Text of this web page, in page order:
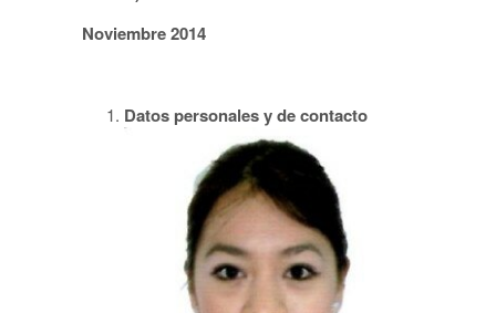
Noviembre 2014
Datos personales y de contacto